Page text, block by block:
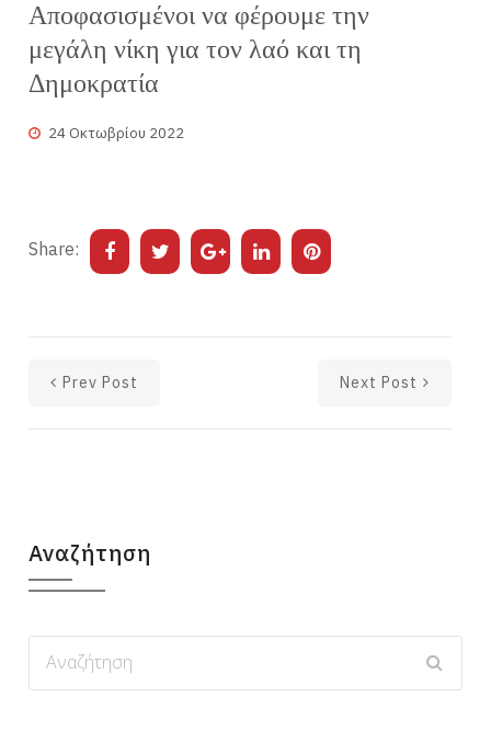
Αποφασισμένοι να φέρουμε την
μεγάλη νίκη για τον λαό και τη
Δημοκρατία
24 Οκτωβρίου 2022
Share:
Prev Post Next Post
Αναζήτηση